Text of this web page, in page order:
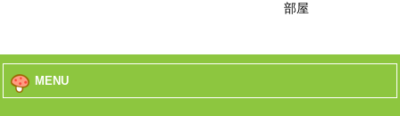
部屋
MENU